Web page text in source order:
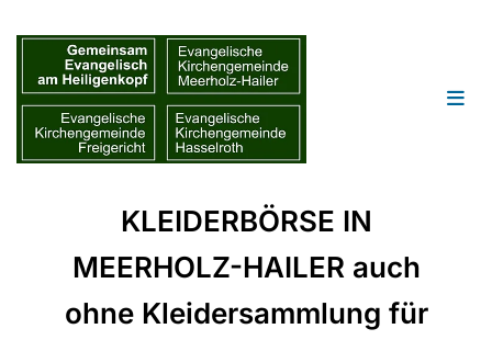
KLEIDERBÖRSE IN
MEERHOLZ-HAILER auch
ohne Kleidersammlung für